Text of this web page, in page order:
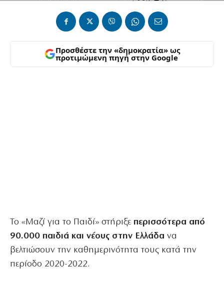
Προσθέστε την «δημοκρατία» ως
προτιμώμενη πηγή στην Google
Το «Μαζί για το Παιδί» στήριξε περισσότερα από
90.000 παιδιά και νέους στην Ελλάδα να
βελτιώσουν την καθημερινότητα τους κατά την
περίοδο 2020-2022.